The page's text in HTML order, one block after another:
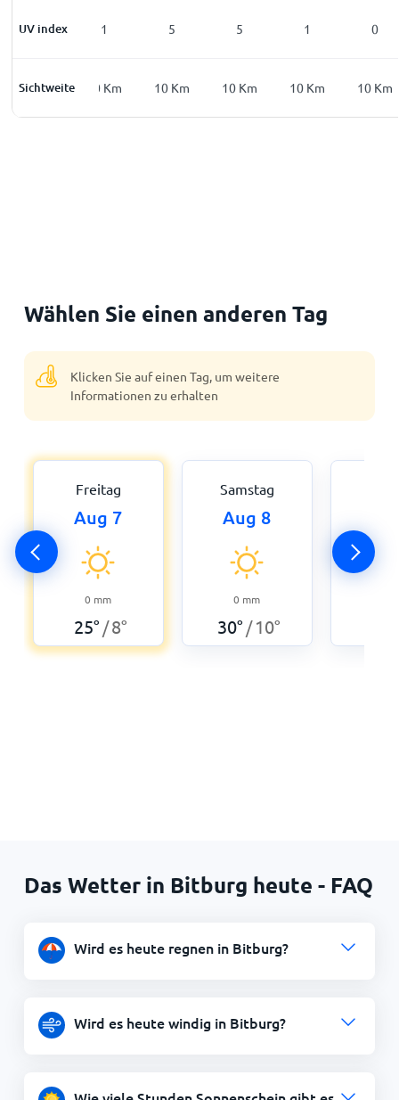
UV index
0 1 5 5 1 0
Sichtweite
10Km 10 Km 10 Km 10 Km 10 Km 10 Km
Wählen Sie einen anderen Tag
Klicken Sie auf einen Tag, um weitere
Informationen zu erhalten
Freitag
Aug 7
0 mm
25° /8°
Samstag
Aug 8
0 mm
30° /10°
Das Wetter in Bitburg heute - FAQ
Wird es heute regnen in Bitburg?
Wird es heute windig in Bitburg?